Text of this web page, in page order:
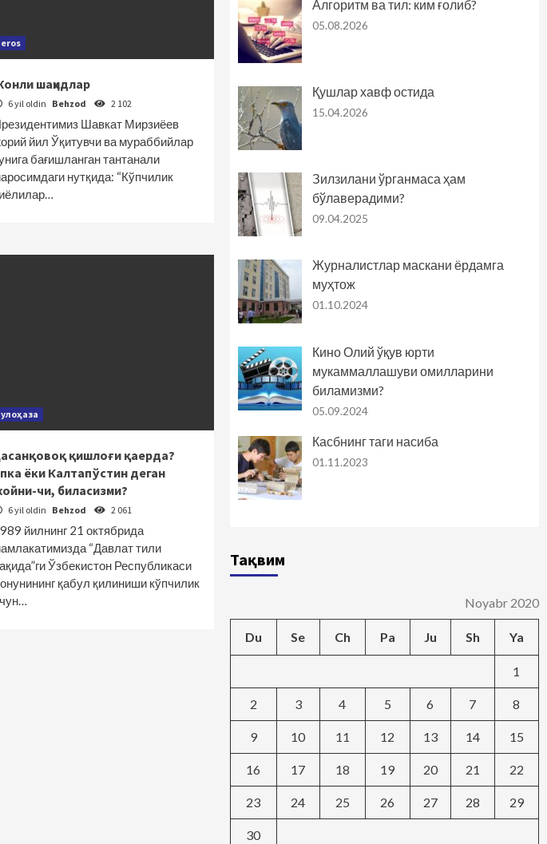
шаҳидлар
6 yil oldin Behzod 2 102
Шавкат Мирзиёев
йил Ўқитувчи ва мураббийлар
бағишланган тантанали
нутқида: “Кўпчилик
қишлоғи қаерда?
ёки Калтапўстин деган
чи, биласизми?
6 yil oldin Behzod 2 061
йилнинг 21 октябрида
“Давлат тили
Ўзбекистон Республикаси
қабул қилиниши кўпчилик
Алгоритм ва тил: ким ғолиб?
05.08.2026
Қушлар хавф остида
15.04.2026
Зилзилани ўрганмаса ҳам
бўлаверадими?
09.04.2025
Журналистлар маскани ёрдамга
муҳтож
01.10.2024
Кино Олий ўқув юрти
мукаммаллашуви омилларини
биламизми?
05.09.2024
Касбнинг таги насиба
01.11.2023
Тақвим
Noyabr 2020
Du Se Ch Pa Ju Sh Ya
1
2 3 4 5 6 7 8
9 10 11 12 13 14 15
16 17 18 19 20 21 22
23 24 25 26 27 28 29
30